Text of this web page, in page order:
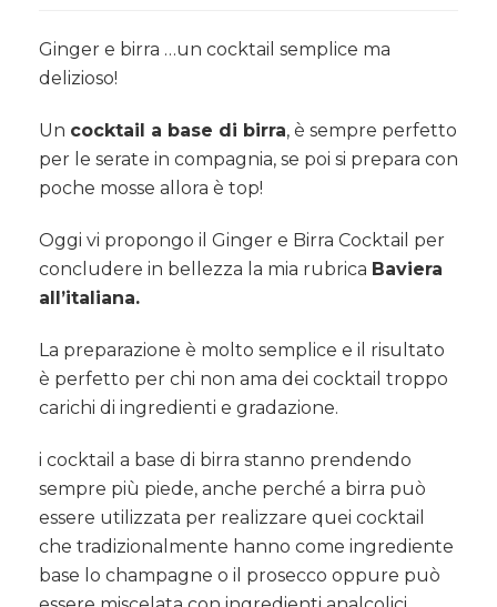
birra
Ginger e birra …un cocktail semplice ma
delizioso!
Un cocktail a base di birra, è sempre perfetto
per le serate in compagnia, se poi si prepara con
poche mosse allora è top!
Oggi vi propongo il Ginger e Birra Cocktail per
concludere in bellezza la mia rubrica Baviera
all’italiana.
La preparazione è molto semplice e il risultato
è perfetto per chi non ama dei cocktail troppo
carichi di ingredienti e gradazione.
i cocktail a base di birra stanno prendendo
sempre più piede, anche perché a birra può
essere utilizzata per realizzare quei cocktail
che tradizionalmente hanno come ingrediente
base lo champagne o il prosecco oppure può